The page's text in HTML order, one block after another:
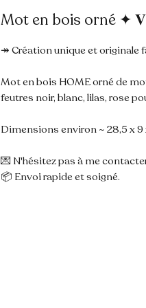
Mot en bois orné ✦
↠ Création unique et originale
Mot en bois HOME orné de
feutres noir, blanc, lilas, rose
Dimensions environ ~ 28,5 x 9
💌 N'hésitez pas à me
📦 Envoi rapide et soigné.